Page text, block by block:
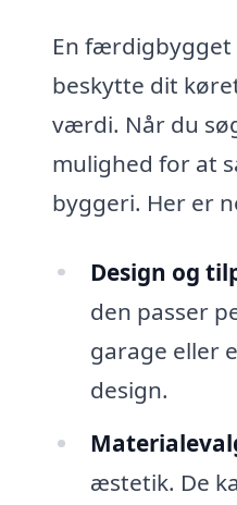
En færdigbygget
beskytte dit
værdi. Når du
mulighed for at
byggeri. Her er
Design og
den passer
garage eller
design.
æstetik. De